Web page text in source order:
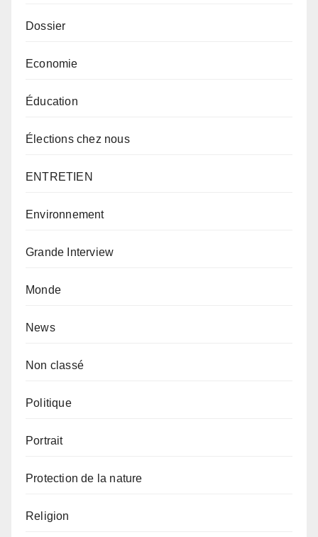
Dossier
Economie
Éducation
Élections chez nous
ENTRETIEN
Environnement
Grande Interview
Monde
News
Non classé
Politique
Portrait
Protection de la nature
Religion